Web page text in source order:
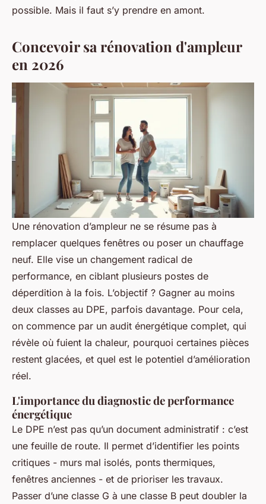
possible. Mais il faut s’y prendre en amont.
Concevoir sa rénovation d'ampleur
en 2026
Une rénovation d’ampleur ne se résume pas à
remplacer quelques fenêtres ou poser un chauffage
neuf. Elle vise un changement radical de
performance, en ciblant plusieurs postes de
déperdition à la fois. L’objectif ? Gagner au moins
deux classes au DPE, parfois davantage. Pour cela,
on commence par un audit énergétique complet, qui
révèle où fuient la chaleur, pourquoi certaines pièces
restent glacées, et quel est le potentiel d’amélioration
réel.
L'importance du diagnostic de performance
énergétique
Le DPE n’est pas qu’un document administratif : c’est
une feuille de route. Il permet d’identifier les points
critiques - murs mal isolés, ponts thermiques,
fenêtres anciennes - et de prioriser les travaux.
Passer d’une classe G à une classe B peut doubler la